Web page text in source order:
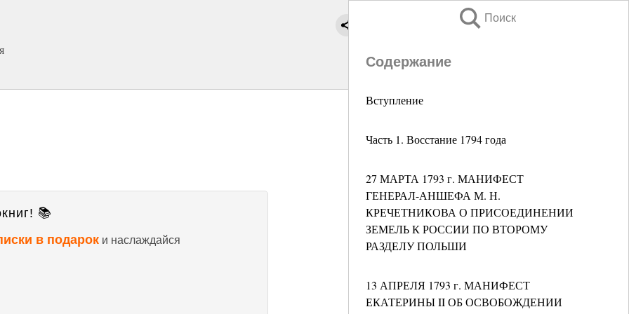
Поиск
Содержание
Вступление
Часть 1. Восстание 1794 года
27 МАРТА 1793 г. МАНИФЕСТ
ГЕНЕРАЛ-АНШЕФА М. Н.
КРЕЧЕТНИКОВА О ПРИСОЕДИНЕНИИ
ЗЕМЕЛЬ К РОССИИ ПО ВТОРОМУ
РАЗДЕЛУ ПОЛЬШИ
13 АПРЕЛЯ 1793 г. МАНИФЕСТ
ЕКАТЕРИНЫ II ОБ ОСВОБОЖДЕНИИ
📚
в подарок и наслаждайся